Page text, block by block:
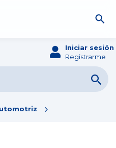
Iniciar sesión
Registrarme